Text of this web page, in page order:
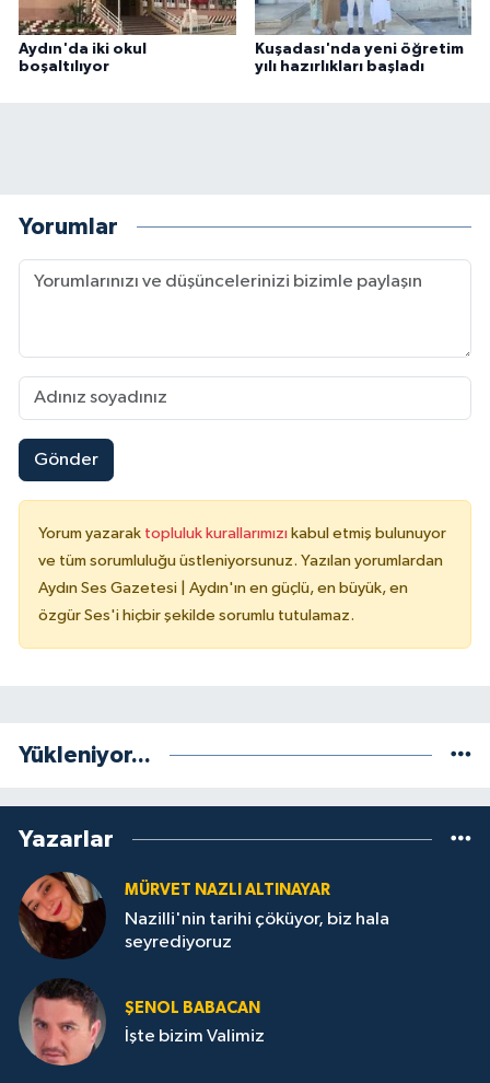
Aydın'da iki okul
boşaltılıyor
Kuşadası'nda yeni öğretim
yılı hazırlıkları başladı
Yorumlar
Gönder
Yorum yazarak topluluk kurallarımızı kabul etmiş bulunuyor
ve tüm sorumluluğu üstleniyorsunuz. Yazılan yorumlardan
Aydın Ses Gazetesi | Aydın'ın en güçlü, en büyük, en
özgür Ses'i hiçbir şekilde sorumlu tutulamaz.
Yükleniyor...
Yazarlar
MÜRVET NAZLI ALTINAYAR
Nazilli'nin tarihi çöküyor, biz hala
seyrediyoruz
ŞENOL BABACAN
İşte bizim Valimiz